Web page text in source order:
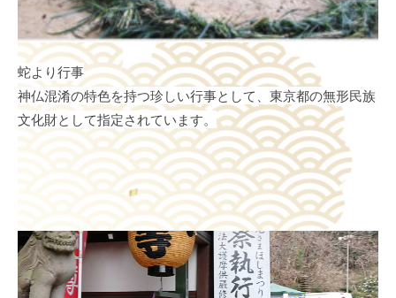
蛇より行事
神仏混淆の特色を持つ珍しい行事として、東京都の無形民族
文化財として指定されています。